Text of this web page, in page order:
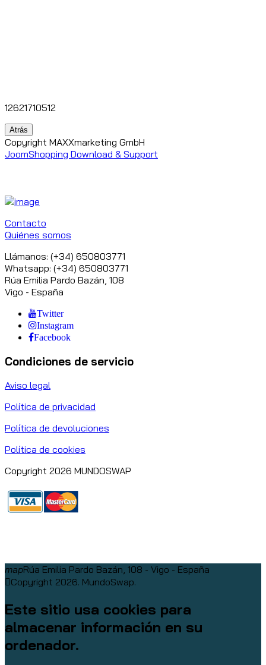
12621710512
Copyright MAXXmarketing GmbH
JoomShopping Download & Support
Contacto
Quiénes somos
Llámanos: (+34) 650803771
Whatsapp: (+34) 650803771
Rúa Emilia Pardo Bazán, 108
Vigo - España
Twitter
Instagram
Facebook
Condiciones de servicio
Aviso legal
Política de privacidad
Política de devoluciones
Política de cookies
Copyright 2026 MUNDOSWAP
mapRúa Emilia Pardo Bazán, 108 - Vigo - España
Copyright 2026. MundoSwap.
Este sitio usa cookies para
almacenar información en su
ordenador.